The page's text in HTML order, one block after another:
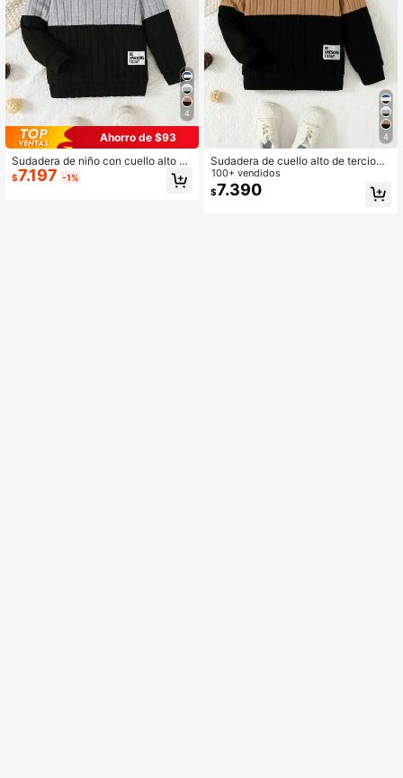
4
Ahorro de $93
Sudadera de niño con cuello alto ac
analado de pana, con diseño de pat
chwork y contrastes de color
$7.197 -1%
4
Sudadera de cuello alto de terciope
lo acanalado con bloques de color
para niño
100+ vendidos
$7.390